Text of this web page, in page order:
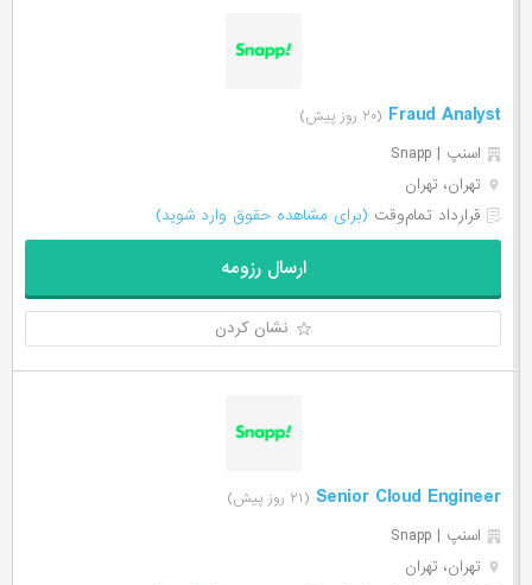
Fraud Analyst (۲۰ روز پیش)
اسنپ | Snapp
تهران، تهران
قرارداد تمام‌وقت (برای مشاهده حقوق وارد شوید)
ارسال رزومه
نشان کردن
Senior Cloud Engineer (۲۱ روز پیش)
اسنپ | Snapp
تهران، تهران